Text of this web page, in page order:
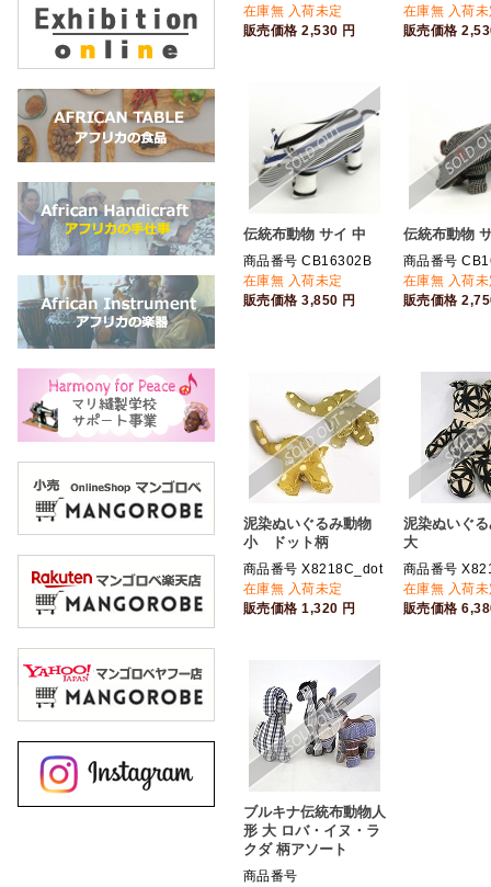
在庫無 入荷未定
販売価格2,530 円
在庫無 入荷
販売価格
伝統布動物 サイ 中
商品番号 CB16302B
在庫無 入荷未定
販売価格3,850 円
伝統布動物
商品番号
在庫無 入荷
販売価格
泥染ぬいぐるみ動物
小 ドット柄
商品番号 X8218C_dot
在庫無 入荷未定
販売価格1,320 円
泥染ぬいぐ
大
商品番号
在庫無 入荷
販売価格
ブルキナ伝統布動物人
形 大 ロバ・イヌ・ラ
クダ 柄アソート
商品番号